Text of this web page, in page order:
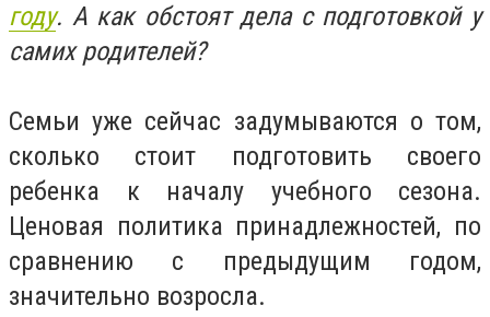
году. А как обстоят дела с подготовкой у
самих родителей?
Семьи уже сейчас задумываются о том,
сколько стоит подготовить своего
ребенка к началу учебного сезона.
Ценовая политика принадлежностей, по
сравнению с предыдущим годом,
значительно возросла.